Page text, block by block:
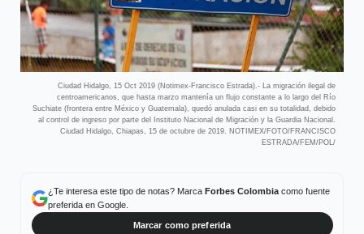
Ciudad Hidalgo, 15 Oct 2019 (Notimex-Francisco Estrada).- La migración ilegal de
centroamericanos, que hasta marzo mantenía un flujo constante a lo largo del Río
Suchiate (frontera entre México y Guatemala), quedó anulada casi en su totalidad, debido
al control de ingreso por parte del Instituto Nacional de Migración y la Guardia Nacional.
Ciudad Hidalgo, Chiapas, 15 de octubre de 2019. NOTIMEX/FOTO/FRANCISCO
ESTRADA/FEM/POL/
¿Te interesa este tipo de notas? Marca Forbes Colombiacomo fuente
preferida en Google.
Marcar como preferida